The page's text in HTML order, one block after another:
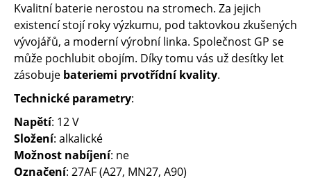
Kvalitní baterie nerostou na stromech. Za jejich
existencí stojí roky výzkumu, pod taktovkou zkušených
vývojářů, a moderní výrobní linka. Společnost GP se
může pochlubit obojím. Díky tomu vás už desítky let
zásobuje bateriemi prvotřídní kvality.
Technické parametry:
Napětí: 12 V
Složení: alkalické
Možnost nabíjení: ne
Označení: 27AF (A27, MN27, A90)